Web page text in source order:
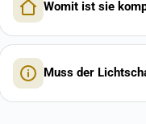
Womit ist sie
Muss der